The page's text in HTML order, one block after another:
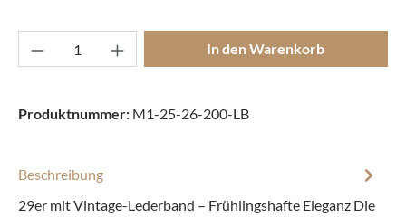
Produkt Anzahl: Gib den gewünschten
In den Warenkorb
Produktnummer: M1-25-26-200-LB
Beschreibung
29er mit Vintage-Lederband – Frühlingshafte Eleganz Die